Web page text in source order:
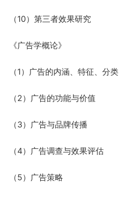
（10）第三者效果研究
《广告学概论》
（1）广告的内涵、特征、分类
（2）广告的功能与价值
（3）广告与品牌传播
（4）广告调查与效果评估
（5）广告策略